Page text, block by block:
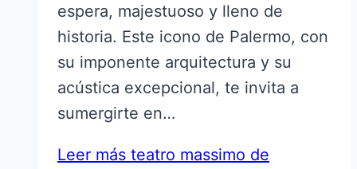
espera, majestuoso y lleno de
historia. Este icono de Palermo, con
su imponente arquitectura y su
acústica excepcional, te invita a
sumergirte en…
Leer más teatro massimo de